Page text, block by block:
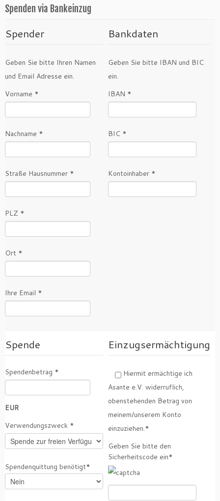
Spenden via Bankeinzug
Spender
Geben Sie bitte Ihren Namen
und Email Adresse ein.
Vorname *
Nachname *
Straße Hausnummer *
PLZ *
Ort *
Ihre Email *
Bankdaten
Geben Sie bitte IBAN und BIC
ein.
IBAN *
BIC *
Kontoinhaber *
Spende
Spendenbetrag *
EUR
Verwendungszweck *
Spendenquittung benötigt*
Einzugsermächtigung
Hiermit ermächtige ich
Asante e.V. widerruflich,
obenstehenden Betrag von
meinem/unserem Konto
einzuziehen.*
Geben Sie bitte den
Sicherheitscode ein*